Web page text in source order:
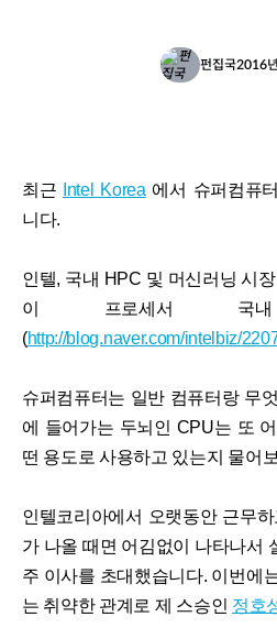
펀집국2016
최근 Intel Korea 에서 슈퍼컴퓨
니다.
인텔, 국내 HPC 및 머신러닝 시
이 프로세서 국
(http://blog.naver.com/intelbiz/
슈퍼컴퓨터는 일반 컴퓨터랑 무
에 들어가는 두뇌인 CPU는 또
떤 용도로 사용하고 있는지 물어
인텔코리아에서 오랫동안 근무
가 나올 때면 어김없이 나타나서
주 이사를 초대했습니다. 이번에
는 취약한 관계로 제 스승인 정호